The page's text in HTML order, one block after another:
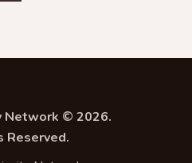
Network © 2026.
Reserved.